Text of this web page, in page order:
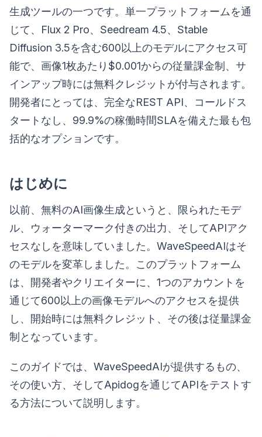
生成ツールの一つです。単一プラットフォームを通
じて、Flux 2 Pro、Seedream 4.5、Stable
Diffusion 3.5を含む600以上のモデルにアクセス可
能で、画像1枚あたり$0.001からの従量課金制、サ
インアップ時には無料クレジットが付与されます。
開発者にとっては、完全なREST API、コールドス
タートなし、99.9%の稼働時間SLAを備えた最も包
括的なオプションです。
はじめに
以前、無料のAI画像生成というと、限られたモデ
ル、ウォーターマーク付きの出力、そしてAPIアク
セスなしを意味していました。WaveSpeedAIはそ
のモデルを変革しました。このプラットフォーム
は、開発者やクリエイターに、1つのアカウントを
通じて600以上の画像モデルへのアクセスを提供
し、開始時には無料クレジット、その後は従量課金
制となっています。
このガイドでは、WaveSpeedAIが提供するもの、
その使い方、そしてApidogを通じてAPIをテストす
る方法について説明します。